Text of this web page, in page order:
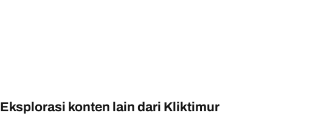
Eksplorasi konten lain dari Kliktimur